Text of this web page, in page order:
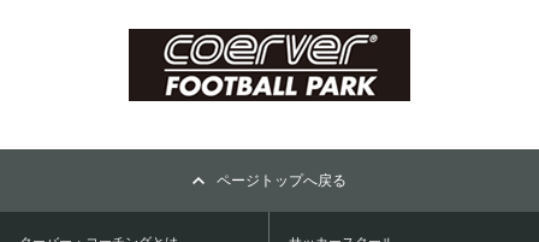
ページトップへ戻る